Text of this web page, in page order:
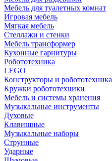
Мебель для туалетных комнат
Игровая мебель
Мягкая мебель
Стеллажи и стенки
Мебель трансформер
Кухонные гарнитуры
Робототехника
LEGO
Конструкторы и робототехника
Кружки робототехники
Мебель и системы хранения
Музыкальные инструменты
Духовые
Клавишные
Музыкальные наборы
Струнные
Ударные